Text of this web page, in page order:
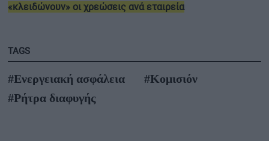
«κλειδώνουν» οι χρεώσεις ανά εταιρεία
TAGS
#Ενεργειακή ασφάλεια
#Κομισιόν
#Ρήτρα διαφυγής